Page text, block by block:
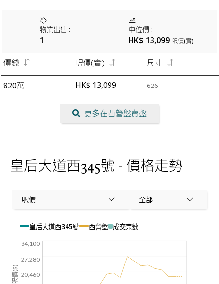
物業出售 :
1
中位價:
HK$ 13,099 呎價(實)
價錢 呎價(實) 尺寸
820萬 HK$ 13,099 626
更多在西營盤賣盤
皇后大道西345號 - 價格走勢
呎價 全部
皇后大道西345號 西營盤 成交宗數
34,100
27,280
20,460